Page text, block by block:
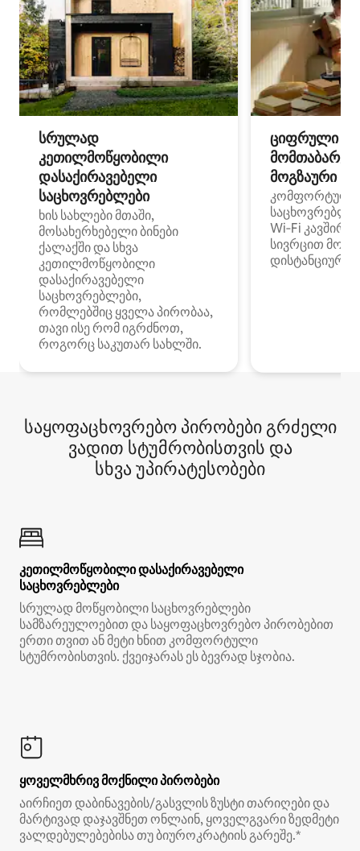
სრულად
კეთილმოწყობილი
დასაქირავებელი
საცხოვრებლები
ხის სახლები მთაში,
მოსახერხებელი ბინები
ქალაქში და სხვა
კეთილმოწყობილი
დასაქირავებელი
საცხოვრებლები,
რომლებშიც ყველა პირობაა,
თავი ისე რომ იგრძნოთ,
როგორც საკუთარ სახლში.
ციფრული
მოგზაური
კომფორტული
Wi‑Fi
სივრცით
დისტანციური
საყოფაცხოვრებო პირობები გრძელი
ვადით სტუმრობისთვის და
სხვა უპირატესობები
კეთილმოწყობილი დასაქირავებელი
საცხოვრებლები
სრულად მოწყობილი საცხოვრებლები
სამზარეულოებით და საყოფაცხოვრებო პირობებით
ერთი თვით ან მეტი ხნით კომფორტული
სტუმრობისთვის. ქვეიჯარას ეს ბევრად სჯობია.
ყოველმხრივ მოქნილი პირობები
აირჩიეთ დაბინავების/გასვლის ზუსტი თარიღები და
მარტივად დაჯავშნეთ ონლაინ, ყოველგვარი ზედმეტი
ვალდებულებებისა თუ ბიუროკრატიის გარეშე.*